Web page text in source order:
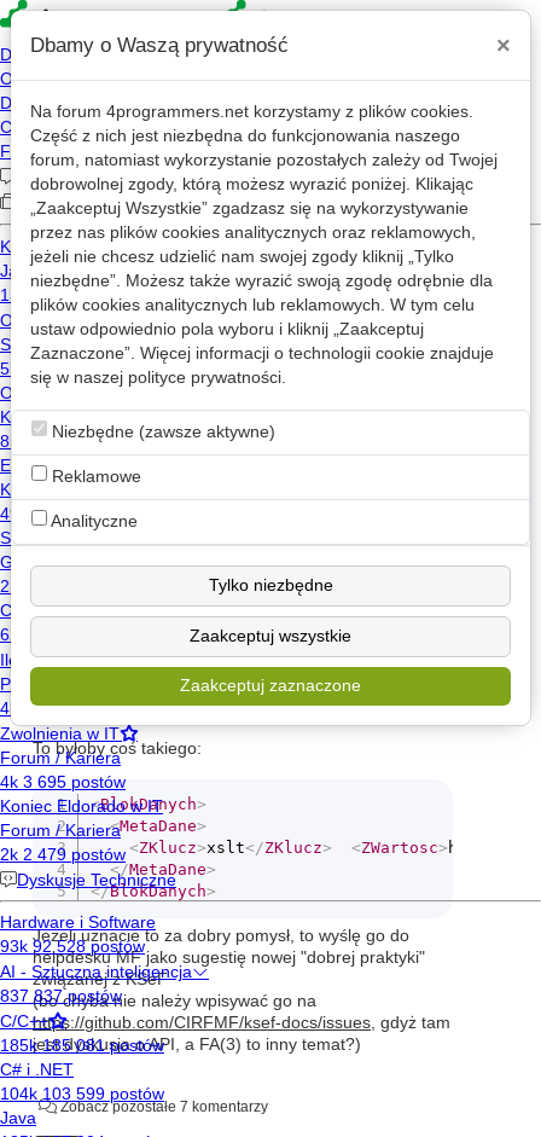
4p » Forum » Nietuzinkowe tematy
Krajowy system e-Faktur
« 1 2 ... 47 ... 100 »
WJ
Witold Jaworski 2025-08-11 06:26
Załączniki w FA(3): nie wiem, czy ktokolwiek z nas na
tym forum będzie miał okazję implementować ich
tworzenie, ale większość będzie musiała zmierzyć się
od lutego 2026 z wizualizacją, gdy przyjdą pierwsze
faktury za prąd, telefony, karty paliwowe...
można. W takim razie może przynajmniej warto
zasugerować tym "wielkim" dostawcom (np. poprzez
aby dodawali na końcu swoich załączników dodatkowy
<BlokDanych> zawierający w metadaych pojedynczą
parę:
o uzgodnionym kluczu - powiedzmy - "xslt"
wartości: url do arkusza transformacji,
wizualizującej w HTML taki załącznik
To byłoby coś takiego:
<BlokDanych>
<MetaDane>
<ZKlucz>xslt</ZKlucz> <ZWartosc> https://
</MetaDane>
</BlokDanych>
Jeżeli uznacie to za dobry pomysł, to wyślę go do
helpdesku MF jako sugestię nowej "dobrej praktyki"
związanej z KSeF
(bo chyba nie należy wpisywać go na
https://github.com/CIRFMF/ksef-docs/issues, gdyż tam
jest dyskusja o API, a FA(3) to inny temat?)
Zobacz pozostałe 7 komentarzy
Dbamy o Waszą prywatność ×
Na forum 4programmers.net korzystamy z plików cookies.
Część z nich jest niezbędna do funkcjonowania naszego
forum, natomiast wykorzystanie pozostałych zależy od Twojej
dobrowolnej zgody, którą możesz wyrazić poniżej. Klikając
„Zaakceptuj Wszystkie” zgadzasz się na wykorzystywanie
przez nas plików cookies analitycznych oraz reklamowych,
jeżeli nie chcesz udzielić nam swojej zgody kliknij „Tylko
niezbędne”. Możesz także wyrazić swoją zgodę odrębnie dla
plików cookies analitycznych lub reklamowych. W tym celu
ustaw odpowiednio pola wyboru i kliknij „Zaakceptuj
Zaznaczone”. Więcej informacji o technologii cookie znajduje
się w naszej polityce prywatności.
Niezbędne (zawsze aktywne)
Reklamowe
Analityczne
Tylko niezbędne
Zaakceptuj wszystkie
Zaakceptuj zaznaczone